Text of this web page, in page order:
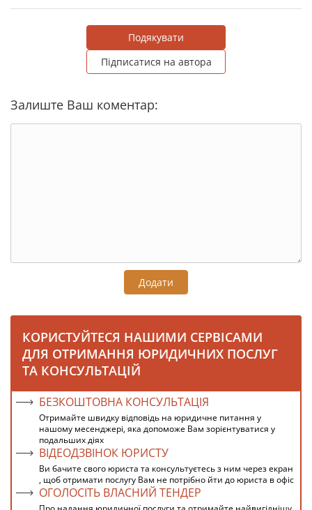
Подякувати
Підписатися на автора
Залиште Ваш коментар:
Додати
КОРИСТУЙТЕСЯ НАШИМИ СЕРВІСАМИ
ДЛЯ ОТРИМАННЯ ЮРИДИЧНИХ ПОСЛУГ
ТА КОНСУЛЬТАЦІЙ
БЕЗКОШТОВНА КОНСУЛЬТАЦІЯ
Отримайте швидку відповідь на юридичне питання у
нашому месенджері, яка допоможе Вам зорієнтуватися у
подальших діях
ВІДЕОДЗВІНОК ЮРИСТУ
Ви бачите свого юриста та консультуєтесь з ним через екран
, щоб отримати послугу Вам не потрібно йти до юриста в офіс
ОГОЛОСІТЬ ВЛАСНИЙ ТЕНДЕР